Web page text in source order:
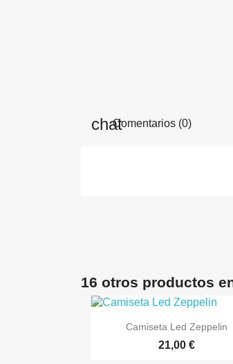
Comentarios (0)
16 otros productos
 Vista rápida
Camiseta Led Zeppelin
21,00 €